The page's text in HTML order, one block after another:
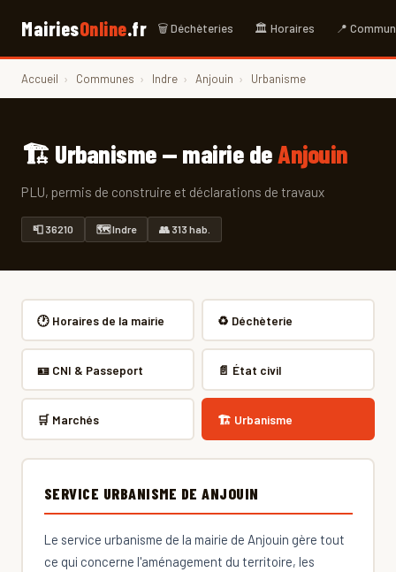
MairiesOnline.fr 🗑 Déchèteries 🏛 Horaires 📍
Accueil › Communes › Indre › Anjouin › Urbanisme
🏗 Urbanisme — mairie deAnjouin
PLU, permis de construire et déclarations de travaux
📮 36210 🗺 Indre 👥 313 hab.
🕐 Horaires de la mairie ♻️ Déchèterie
🪪 CNI & Passeport 📄 État civil
🛒 Marchés 🏗 Urbanisme
SERVICE URBANISME DE ANJOUIN
Le service urbanisme de la mairie de Anjouin gère tout
ce qui concerne l'aménagement du territoire, les